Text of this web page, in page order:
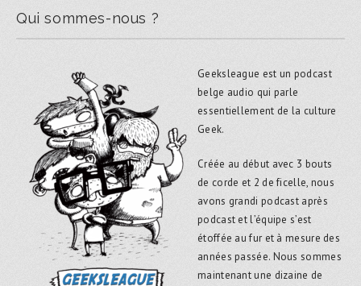
Qui sommes-nous ?
Geeksleague est un podcast
belge audio qui parle
essentiellement de la culture
Geek.
Créée au début avec 3 bouts
de corde et 2 de ficelle, nous
avons grandi podcast après
podcast et l’équipe s’est
étoffée au fur et à mesure des
années passée. Nous sommes
maintenant une dizaine de